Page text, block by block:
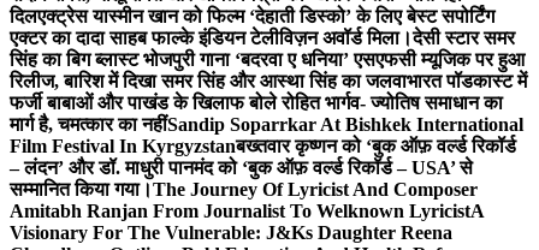
दिलएक्ट्रेस यास्मीन खान को फिल्म ‘देहाती डिस्को’ के लिए बेस्ट सपोर्टिंग
एक्टर का दादा साहब फाल्के इंडियन टेलीविज़न अवॉर्ड मिला।देसी स्टार समर
सिंह का बिग ब्लास्ट भोजपुरी गाना ‘बदरवा ए धनिया’ एसएफसी म्यूजिक पर हुआ
रिलीज, बारिश में दिखा समर सिंह और आस्था सिंह का जलवाभारत पॉडकास्ट में
फर्जी बाबाओं और पाखंड के खिलाफ बोले रोहित भार्गव- ज्योतिष समाधान का
मार्ग है, चमत्कार का नहींSandip Soparrkar At Bishkek International
Film Festival In Kyrgyzstanबख्तवार कृष्णन को ‘बुक ऑफ़ वर्ल्ड रिकॉर्ड
– लंदन’ और डॉ. माधुरी पानमंद को ‘बुक ऑफ़ वर्ल्ड रिकॉर्ड – USA’ से
सम्मानित किया गया।The Journey Of Lyricist And Composer
Amitabh Ranjan From Journalist To Welknown LyricistA
Visionary For The Vulnerable: J&Ks Daughter Reena